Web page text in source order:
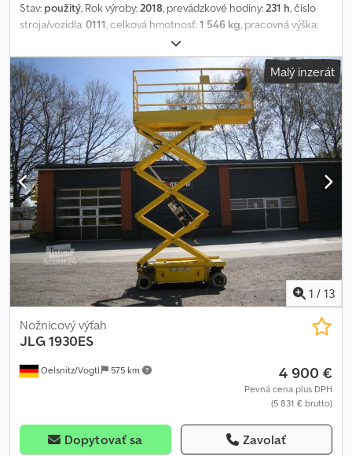
Stav: použitý, Rok výroby:2018, prevádzkové hodiny:231 h, číslo
stroja/vozidla:0111, celková hmotnosť:1 546 kg, pracovná výška:
, typ motora: elektrický, výrobca: JLG Chsdpfszb Taxex
Acfoa
Malý inzerát
1 / 13
Oelsnitz/Vogtl. 575 km
Nožnicový výťah
JLG1930ES
4 900 €
Pevná cena plus DPH
(5 831 € brutto)
Dopytovať sa Zavolať